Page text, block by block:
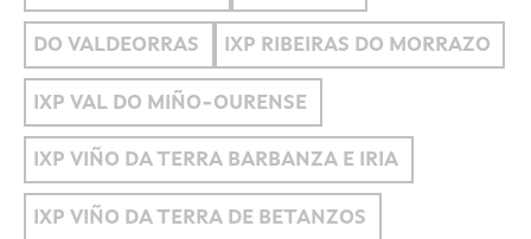
DO VALDEORRAS IXP RIBEIRAS DO MORRAZO
IXP VAL DO MIÑO-OURENSE
IXP VIÑO DA TERRA BARBANZA E IRIA
IXP VIÑO DA TERRA DE BETANZOS